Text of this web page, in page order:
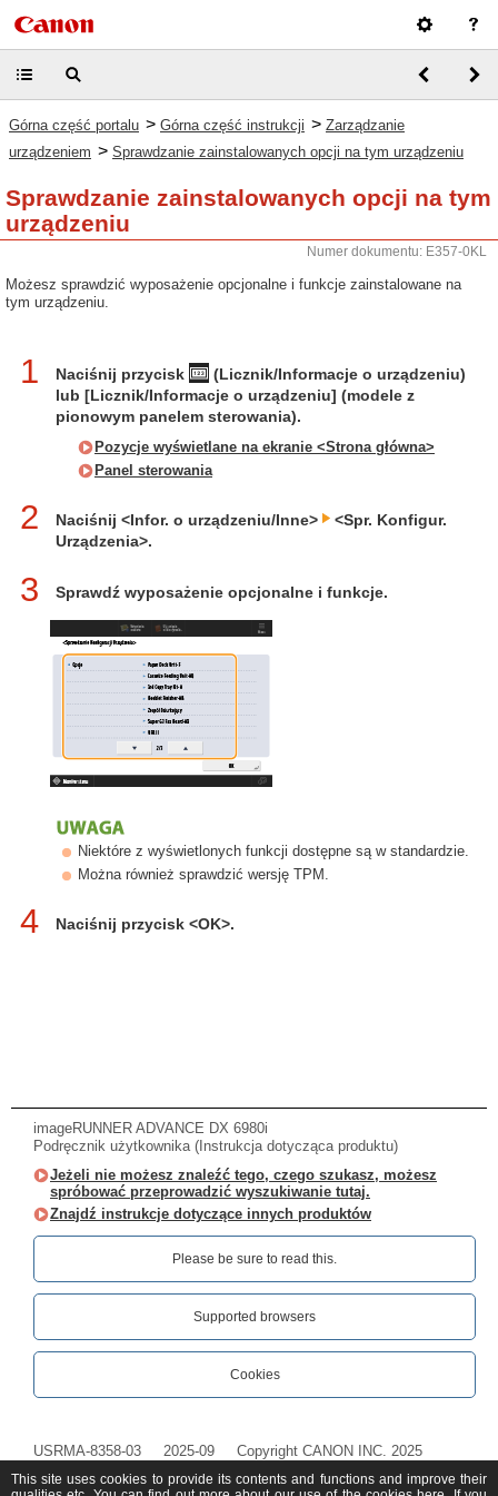
Górna część portalu > Górna część instrukcji > Zarządzanie
urządzeniem > Sprawdzanie zainstalowanych opcji na tym urządzeniu
Sprawdzanie zainstalowanych opcji na tym
urządzeniu
Numer dokumentu: E357-0KL
Możesz sprawdzić wyposażenie opcjonalne i funkcje zainstalowane na
tym urządzeniu.
1 Naciśnij przycisk
(Licznik/Informacje o urządzeniu)
lub [Licznik/Informacje o urządzeniu] (modele z
pionowym panelem sterowania).
Pozycje wyświetlane na ekranie <Strona główna>
Panel sterowania
2 Naciśnij <Infor. o urządzeniu/Inne>
<Spr. Konfigur.
Urządzenia>.
3 Sprawdź wyposażenie opcjonalne i funkcje.
Niektóre z wyświetlonych funkcji dostępne są w standardzie.
Można również sprawdzić wersję TPM.
4 Naciśnij przycisk <OK>.
imageRUNNER ADVANCE DX 6980i
Podręcznik użytkownika (Instrukcja dotycząca produktu)
Jeżeli nie możesz znaleźć tego, czego szukasz, możesz
spróbować przeprowadzić wyszukiwanie tutaj.
Znajdź instrukcje dotyczące innych produktów
Please be sure to read this.‎
Supported browsers
Cookies
USRMA-8358-03 2025-09 Copyright CANON INC. 2025
This site uses cookies to provide its contents and functions and improve their